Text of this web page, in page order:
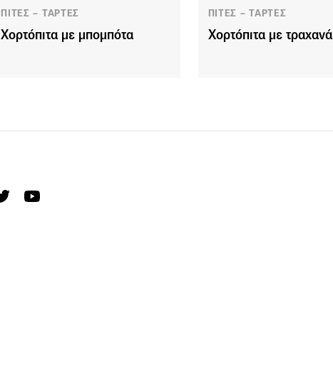
ΠΙΤΕΣ – ΤΑΡΤΕΣ
Χορτόπιτα με μπομπότα
ΠΙΤΕΣ – ΤΑΡΤΕΣ
Χορτόπιτα με τραχανά